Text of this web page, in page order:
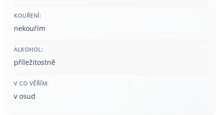
KOUŘENÍ:
nekouřím
ALKOHOL:
příležitostně
V CO VĚŘÍM:
v osud